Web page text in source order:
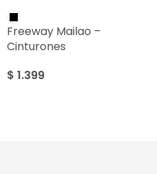
Freeway Mailao –
Cinturones
$ 1.399